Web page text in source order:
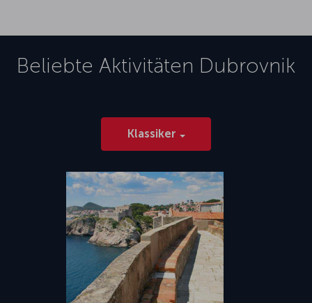
Beliebte Aktivitäten Dubrovnik
Klassiker